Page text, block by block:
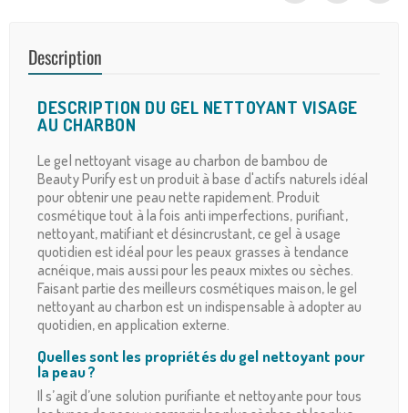
Description
DESCRIPTION DU GEL NETTOYANT VISAGE
AU CHARBON
Le gel nettoyant visage au charbon de bambou de
Beauty Purify est un produit à base d'actifs naturels idéal
pour obtenir une peau nette rapidement. Produit
cosmétique tout à la fois anti imperfections, purifiant,
nettoyant, matifiant et désincrustant, ce gel à usage
quotidien est idéal pour les peaux grasses à tendance
acnéique, mais aussi pour les peaux mixtes ou sèches.
Faisant partie des meilleurs cosmétiques maison, le gel
nettoyant au charbon est un indispensable à adopter au
quotidien, en application externe.
Quelles sont les propriétés du gel nettoyant pour
la peau ?
Il s’agit d’une solution purifiante et nettoyante pour tous